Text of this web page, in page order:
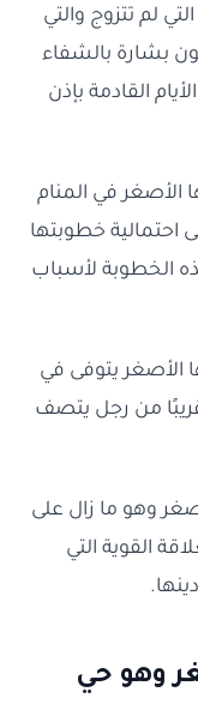
لم تتزوج والتي
بشارة بالشفاء
القادمة بإذن
الأصغر في المنام
احتمالية خطوبتها
الخطوبة لأسباب
الأصغر يتوفى في
قريبًا من رجل يتصف
وهو ما زال على
القوية التي
وهو حي